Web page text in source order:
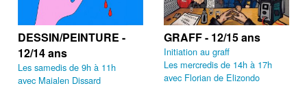
DESSIN/PEINTURE -
12/14 ans
Les samedis de 9h à 11h
avec Maialen Dissard
GRAFF - 12/15 ans
Initiation au graff
Les mercredis de 14h à 17h
avec Florian de Elizondo